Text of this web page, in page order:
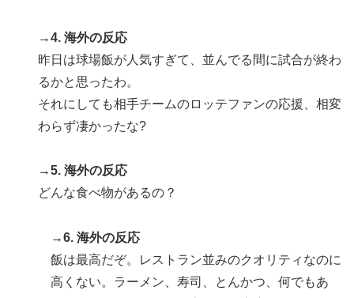
→4. 海外の反応
昨日は球場飯が人気すぎて、並んでる間に試合が終わ
るかと思ったわ。
それにしても相手チームのロッテファンの応援、相変
わらず凄かったな?
→5. 海外の反応
どんな食べ物があるの？
→6. 海外の反応
飯は最高だぞ。レストラン並みのクオリティなのに
高くない。ラーメン、寿司、とんかつ、何でもあ